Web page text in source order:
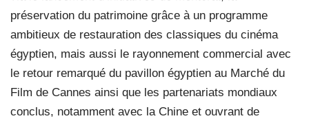
préservation du patrimoine grâce à un programme
ambitieux de restauration des classiques du cinéma
égyptien, mais aussi le rayonnement commercial avec
le retour remarqué du pavillon égyptien au Marché du
Film de Cannes ainsi que les partenariats mondiaux
conclus, notamment avec la Chine et ouvrant de